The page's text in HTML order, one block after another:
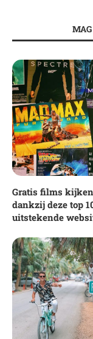
Gratis films
dankzij deze top
uitstekende